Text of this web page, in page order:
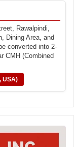
Rawalpindi,
Dining Area, and
converted into 2-
CMH (Combined
USA)